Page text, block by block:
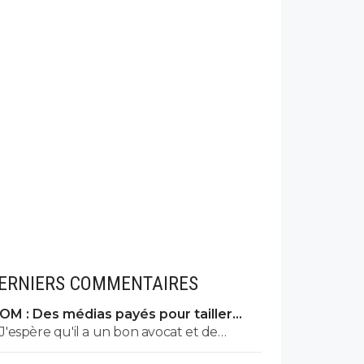
COMMENTAIRES
OM : Des médias payés pour tailler
l’OL, McCourt accusé
J'espère qu'il a un bon avocat et de
bonnes preuves parce qu'il va vite